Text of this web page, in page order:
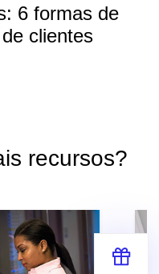
6 formas de
clientes
recursos?